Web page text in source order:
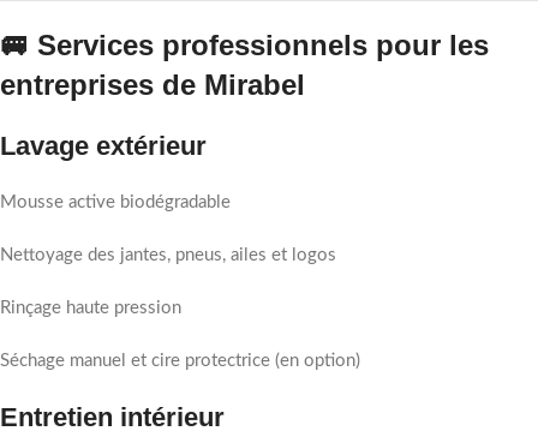
🚐 Services professionnels pour les
entreprises de Mirabel
Lavage extérieur
Mousse active biodégradable
Nettoyage des jantes, pneus, ailes et logos
Rinçage haute pression
Séchage manuel et cire protectrice (en option)
Entretien intérieur